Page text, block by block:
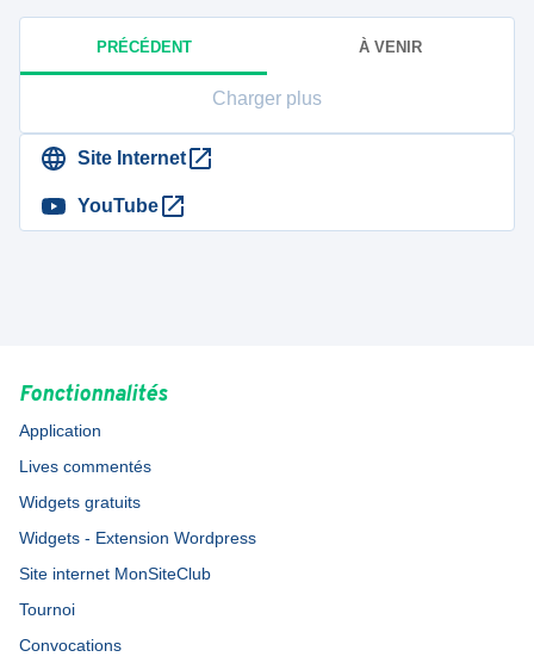
PRÉCÉDENT À VENIR
Charger plus
Site Internet
YouTube
Fonctionnalités
Application
Lives commentés
Widgets gratuits
Widgets - Extension Wordpress
Site internet MonSiteClub
Tournoi
Convocations